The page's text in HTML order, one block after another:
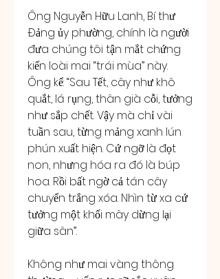
Ông Nguyễn Hữu Lanh, Bí thư
Đảng ủy phường, chính là người
đưa chúng tôi tận mắt chứng
kiến loài mai “trái mùa” này.
Ông kể: “Sau Tết, cây như khô
quắt, lá rụng, thân già cỗi, tưởng
như sắp chết. Vậy mà chỉ vài
tuần sau, từng mảng xanh lún
phún xuất hiện. Cứ ngỡ là đọt
non, nhưng hóa ra đó là búp
hoa. Rồi bất ngờ cả tán cây
chuyển trắng xóa. Nhìn từ xa cứ
tưởng một khối mây dừng lại
giữa sân”.
Không như mai vàng thông